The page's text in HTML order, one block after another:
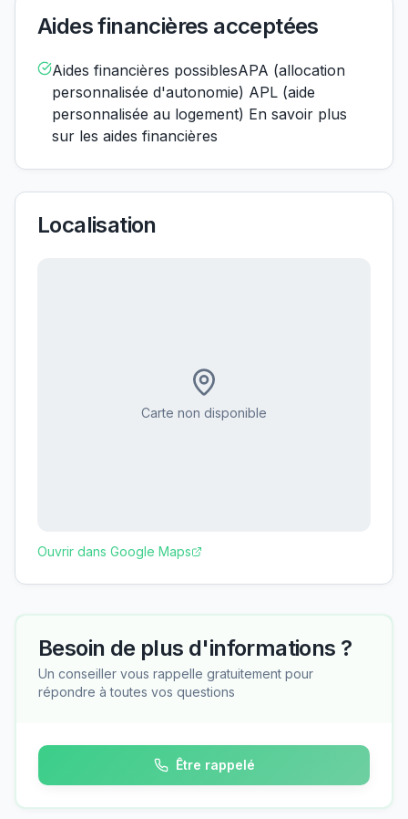
Aides financières acceptées
Aides financières possiblesAPA (allocation
personnalisée d'autonomie) APL (aide
personnalisée au logement) En savoir plus
sur les aides financières
Localisation
Carte non disponible
Ouvrir dans Google Maps
Besoin de plus d'informations ?
Un conseiller vous rappelle gratuitement pour
répondre à toutes vos questions
Être rappelé